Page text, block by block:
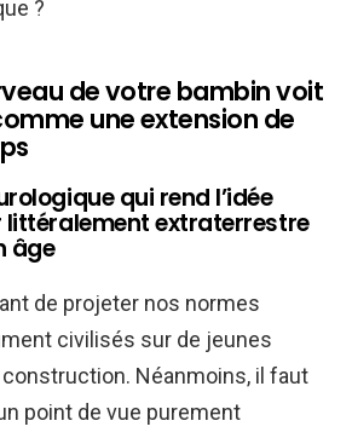
?
de votre bambin voit
une extension de
qui rend l’idée
littéralement extraterrestre
âge
de projeter nos normes
civilisés sur de jeunes
Néanmoins, il faut
point de vue purement